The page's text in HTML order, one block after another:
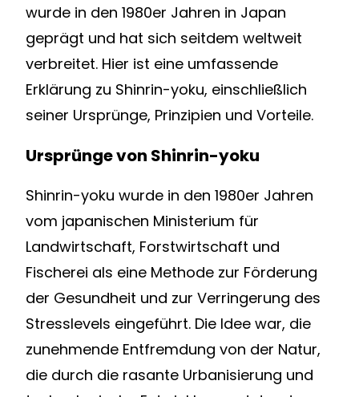
wurde in den 1980er Jahren in Japan
geprägt und hat sich seitdem weltweit
verbreitet. Hier ist eine umfassende
Erklärung zu Shinrin-yoku, einschließlich
seiner Ursprünge, Prinzipien und Vorteile.
Ursprünge von Shinrin-yoku
Shinrin-yoku wurde in den 1980er Jahren
vom japanischen Ministerium für
Landwirtschaft, Forstwirtschaft und
Fischerei als eine Methode zur Förderung
der Gesundheit und zur Verringerung des
Stresslevels eingeführt. Die Idee war, die
zunehmende Entfremdung von der Natur,
die durch die rasante Urbanisierung und